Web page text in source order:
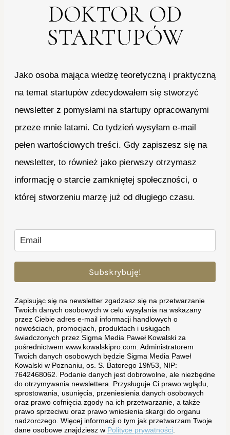
DOKTOR OD
STARTUPÓW
Jako osoba mająca wiedzę teoretyczną i praktyczną
na temat startupów zdecydowałem się stworzyć
newsletter z pomysłami na startupy opracowanymi
przeze mnie latami. Co tydzień wysyłam e-mail
pełen wartościowych treści. Gdy zapiszesz się na
newsletter, to również jako pierwszy otrzymasz
informację o starcie zamkniętej społeczności, o
której stworzeniu marzę już od długiego czasu.
Subskrybuję!
Zapisując się na newsletter zgadzasz się na przetwarzanie
Twoich danych osobowych w celu wysyłania na wskazany
przez Ciebie adres e-mail informacji handlowych o
nowościach, promocjach, produktach i usługach
świadczonych przez Sigma Media Paweł Kowalski za
pośrednictwem www.kowalskipro.com. Administratorem
Twoich danych osobowych będzie Sigma Media Paweł
Kowalski w Poznaniu, os. S. Batorego 19f/53, NIP:
7642468062. Podanie danych jest dobrowolne, ale niezbędne
do otrzymywania newslettera. Przysługuje Ci prawo wglądu,
sprostowania, usunięcia, przeniesienia danych osobowych
oraz prawo cofnięcia zgody na ich przetwarzanie, a także
prawo sprzeciwu oraz prawo wniesienia skargi do organu
nadzorczego. Więcej informacji o tym jak przetwarzam Twoje
dane osobowe znajdziesz w Polityce prywatności.